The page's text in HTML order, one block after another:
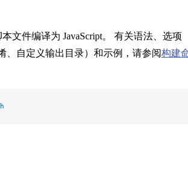
本文件编译为 JavaScript。 有关语法、选项
、自定义输出目录）和示例，请参阅构建